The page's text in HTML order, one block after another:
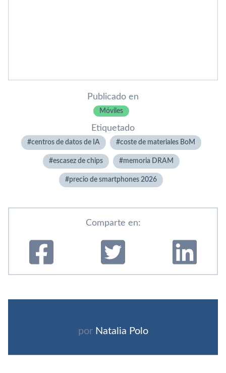
Publicado en
Móviles
Etiquetado
centros de datos de IA coste de materiales BoM
escasez de chips memoria DRAM
precio de smartphones 2026
Comparte en:
por Natalia Polo